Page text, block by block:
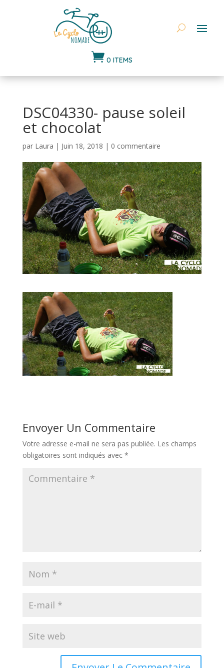
 0 ITEMS
DSC04330- pause soleil
et chocolat
par Laura | Juin 18, 2018 | 0 commentaire
Envoyer Un Commentaire
Votre adresse e-mail ne sera pas publiée. Les champs
obligatoires sont indiqués avec *